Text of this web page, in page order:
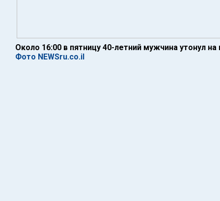
Около 16:00 в пятницу 40-летний мужчина утонул
Фото NEWSru.co.il